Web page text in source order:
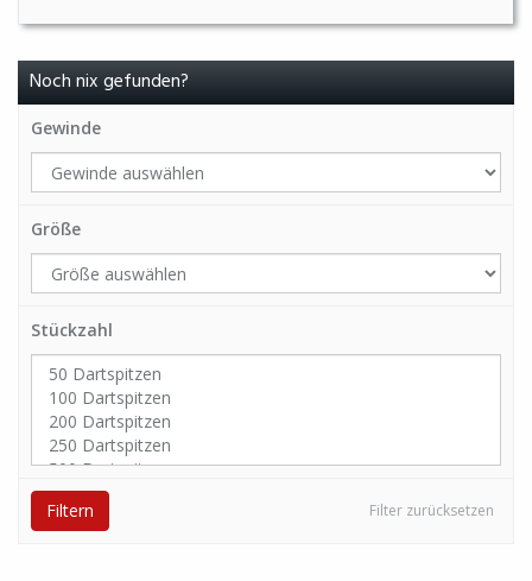
Noch nix gefunden?
Gewinde
Größe
Stückzahl
Filter zurücksetzen
Filtern